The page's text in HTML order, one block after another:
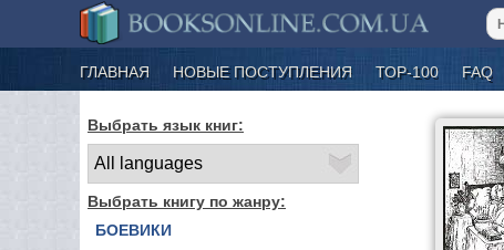
ГЛАВНАЯ НОВЫЕ ПОСТУПЛЕНИЯ ТОР-100 FAQ
Выбрать язык книг:
Выбрать книгу по жанру:
БОЕВИКИ